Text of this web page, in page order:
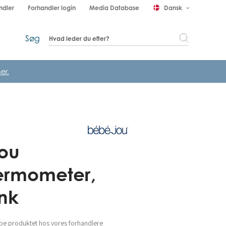
Forhandler login Media Database Dansk keyboard_arrow_down
Søg
produktet hos vores forhandlere